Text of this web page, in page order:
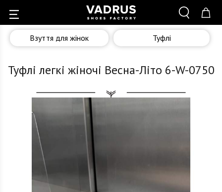
Взуття для жінок Туфлі
Туфлі легкі жіночі Весна-Літо 6-W-0750